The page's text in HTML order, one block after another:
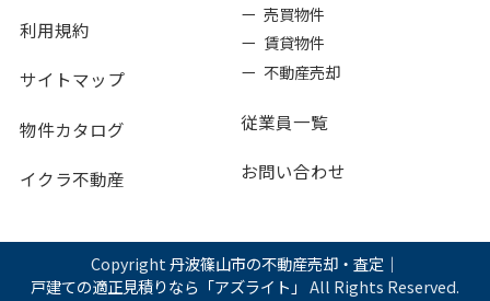
利用規約
サイトマップ
物件カタログ
イクラ不動産
ー 売買物件
ー 賃貸物件
ー 不動産売却
従業員一覧
お問い合わせ
Copyright丹波篠山市の不動産売却・査定｜
戸建ての適正見積りなら「アズライト」 All Rights Reserved.